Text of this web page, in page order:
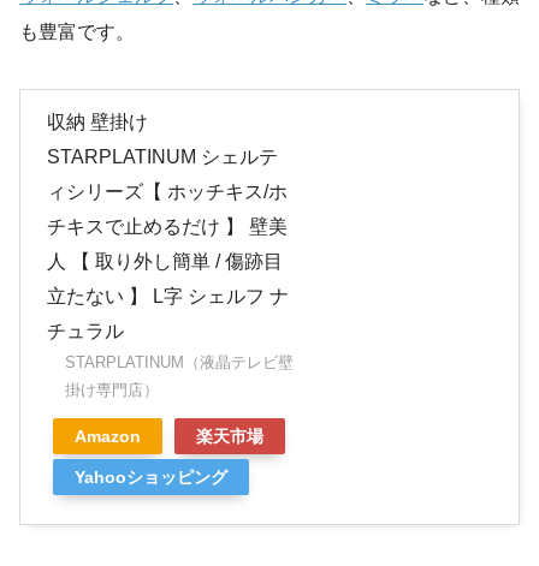
も豊富です。
収納 壁掛け
STARPLATINUM シェルテ
ィシリーズ【 ホッチキス/ホ
チキスで止めるだけ 】 壁美
人 【 取り外し簡単 / 傷跡目
立たない 】 L字 シェルフ ナ
チュラル
STARPLATINUM（液晶テレビ壁
掛け専門店）
Amazon 楽天市場
Yahooショッピング